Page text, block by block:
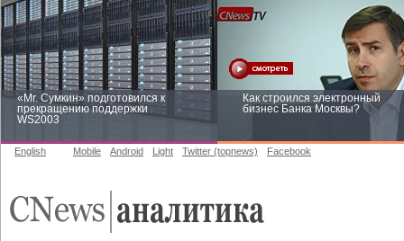
«Mr. Сумкин» подготовился к
прекращению поддержки
WS2003
Как строился электронный
бизнес Банка Москвы?
English Mobile Android Light Twitter (topnews) Facebook